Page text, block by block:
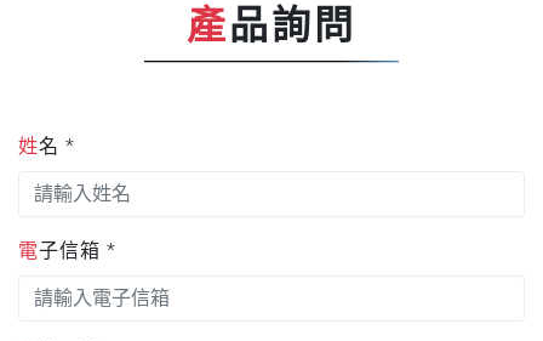
產品詢問
姓名 *
電子信箱 *